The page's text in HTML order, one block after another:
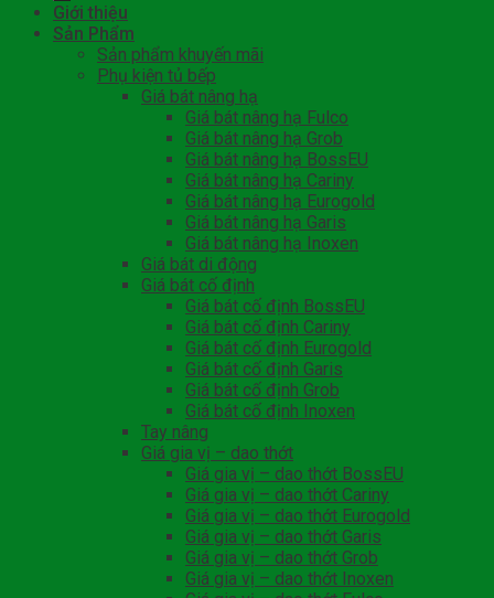
Giới thiệu
Sản Phẩm
Sản phẩm khuyến mãi
Phụ kiện tủ bếp
Giá bát nâng hạ
Giá bát nâng hạ Fulco
Giá bát nâng hạ Grob
Giá bát nâng hạ BossEU
Giá bát nâng hạ Cariny
Giá bát nâng hạ Eurogold
Giá bát nâng hạ Garis
Giá bát nâng hạ Inoxen
Giá bát di động
Giá bát cố định
Giá bát cố định BossEU
Giá bát cố định Cariny
Giá bát cố định Eurogold
Giá bát cố định Garis
Giá bát cố định Grob
Giá bát cố định Inoxen
Tay nâng
Giá gia vị – dao thớt
Giá gia vị – dao thớt BossEU
Giá gia vị – dao thớt Cariny
Giá gia vị – dao thớt Eurogold
Giá gia vị – dao thớt Garis
Giá gia vị – dao thớt Grob
Giá gia vị – dao thớt Inoxen